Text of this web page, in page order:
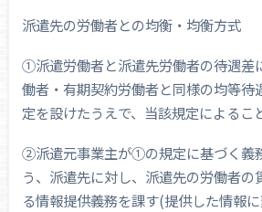
派遣先の労働者との均衡・均衡方式
①派遣労働者と派遣先労働者の待遇差
働者・有期契約労働者と同様の均等待
定を設けたうえで、当該規定によるこ
②派遣元事業主が①の規定に基づく義
う、派遣先に対し、派遣先の労働者の
る情報提供義務を課す(提供した情報